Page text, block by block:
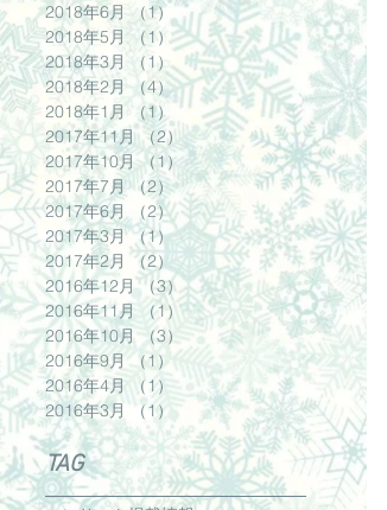
2018年6月
（1） 1件の記事
2018年5月
（1）1件の記事
2018年3月
（1）1件の記事
2018年2月
（4）4件の記事
2018年1月
（1）
1件の記事
2017年11月 （2）2件の記事
2017年10月 （1）1件の記事
2017年7月 （2）2件の記事
2017年6月
（2）2件の記事
2017年3月 （1）1件の記事
2017年2月 （2）
2件の記事
2016年12月 （3） 3件の記事
2016年11月
（1）1件の記事
2016年10月
（3） 3件の記事
2016年9月 （1）
1件の記事
2016年4月
（1）
1件の記事
2016年3月
（1） 1件の記事
TAG